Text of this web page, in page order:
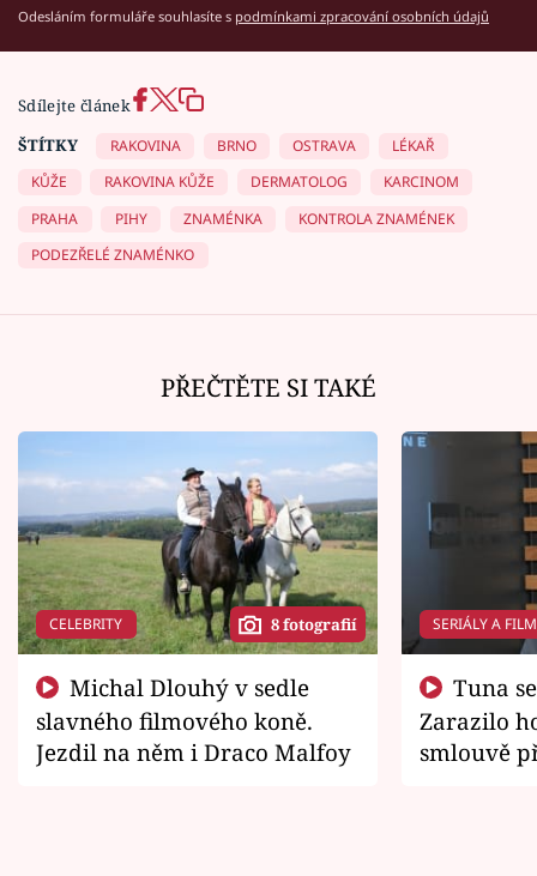
Odesláním formuláře souhlasíte s podmínkami zpracování osobních údajů
Sdílejte článek
ŠTÍTKY
RAKOVINA BRNO OSTRAVA
LÉKAŘ
KŮŽE
RAKOVINA KŮŽE DERMATOLOG
KARCINOM
PRAHA
PIHY ZNAMÉNKA
KONTROLA ZNAMÉNEK
PODEZŘELÉ ZNAMÉNKO
PŘEČTĚTE SI TAKÉ
CELEBRITY 8 fotografií
slavného filmového koně.
Jezdil na něm i Draco Malfoy
SERIÁLY A
Zarazilo
smlouvě